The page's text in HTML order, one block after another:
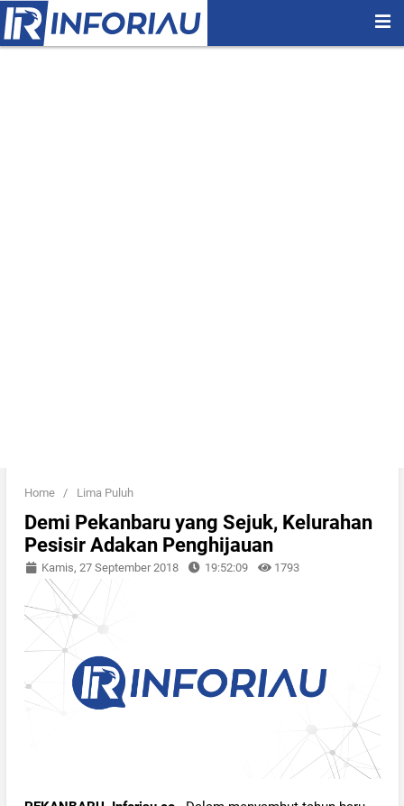
Home / Lima Puluh
Demi Pekanbaru yang Sejuk, Kelurahan
Pesisir Adakan Penghijauan
Kamis, 27 September 2018 19:52:09 1793